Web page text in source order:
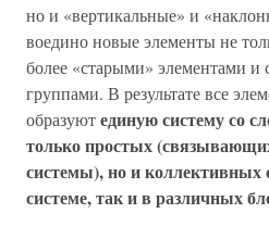
но и «вертикальные» и
воедино новые элементы не
более «старыми» элементами
группами. В результате все
образуютединую систему со
только простых
системы), но и коллективных
системе, так и в различных